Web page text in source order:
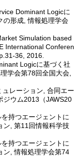
Dominant Logicに
の形成, 情報処理学会
Simulation based
International Conferen
36, 2016.
Logicに基づく社
学会第78回全国大会,
レーション, 合同エー
ジウム2013（JAWS20
持つエージェントに
ン, 第11回情報科学技
持つエージェントに
ン, 情報処理学会第74